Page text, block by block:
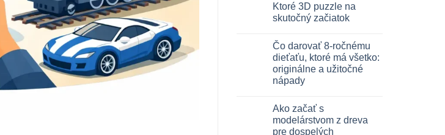
cosa
scegliere
na
Come
assemblare
3D
meccanico
Ktoré 3D puzzle na
skutočný začiatok
na
Quale
puzzle
3D
per
iniziare
Čo darovať 8-ročnému
dieťaťu, ktoré má všetko:
originálne a užitočné
nápady
na
regalare
a
Ako začať s
modelárstvom z dreva
pre dospelých